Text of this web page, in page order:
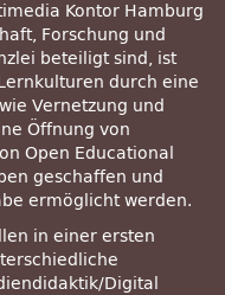
Kontor Hamburg
Forschung und
beteiligt sind, ist
durch eine
Vernetzung und
Öffnung von
Open Educational
geschaffen und
ermöglicht werden.
in einer ersten
Digital